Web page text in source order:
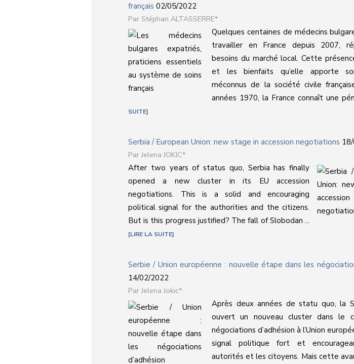
français 02/05/2022
Stéphan ALTASSERRE*
Quelques centaines de médecins
travailler en France depuis 2007,
besoins du marché local. Cette
et les bienfaits qu’elle apporte
méconnus de la société civile
années 1970, la France connaît une
SUITE
Serbia / European Union: new stage in accession negotiations
Jelena JOKIC*
After two years of status quo, Serbia has finally
opened a new cluster in its EU accession
negotiations. This is a solid and encouraging
political signal for the authorities and the citizens.
But is this progress justified? The fall of Slobodan ...
LIRE LA SUITE
Serbie / Union européenne : nouvelle étape dans les
14/02/2022
Jelena Jokic*
Après deux années de statu quo, la
ouvert un nouveau cluster dans le
négociations d’adhésion à l’Union
signal politique fort et
autorités et les citoyens. Mais cette